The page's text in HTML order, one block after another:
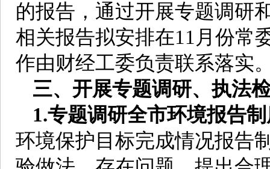
的报告，通过开展专题调研
相关报告拟安排在11月份常
作由财经工委负责联系落实
三、开展专题调研、执法
1.专题调研全市环境报告
环境保护目标完成情况报告